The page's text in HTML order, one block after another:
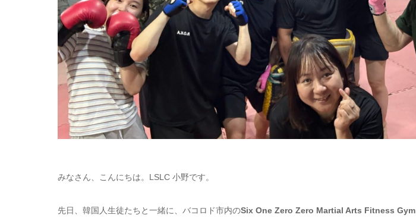
みなさん、こんにちは。LSLC 小野です。
先日、韓国人生徒たちと一緒に、バコロド市内のSix One Zero Zero Martial Arts Fitness Gym